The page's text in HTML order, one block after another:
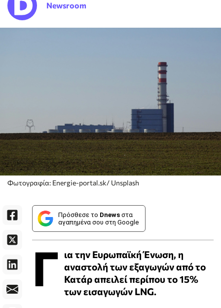
Newsroom
Φωτογραφία: Energie-portal.sk/ Unsplash
Πρόσθεσε το Dnews στα
αγαπημένα σου στη Google
Γ ια την Ευρωπαϊκή Ένωση, η
αναστολή των εξαγωγών από το
Κατάρ απειλεί περίπου το 15%
των εισαγωγών LNG.